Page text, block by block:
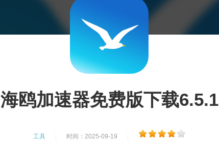
海鸥加速器免费版下载6.5.1
工具 时间：2025-09-19